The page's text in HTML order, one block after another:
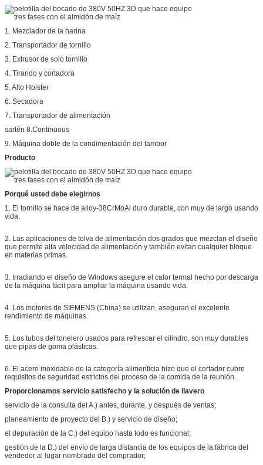
1. Mezclador de la harina
2. Transportador de tornillo
3. Extrusor de solo tornillo
4. Tirando y cortadora
5. Alto Hoister
6. Secadora
7. Transportador de alimentación
sartén 8.Continuous
9. Máquina doble de la condimentación del tambor
Producto
Porqué usted debe elegirnos
1. El tornillo se hace de alloy-38CrMoAl duro durable, con muy de largo usando
vida.
2. Las aplicaciones de tolva de alimentación dos grados que mezclan el diseño
que permite alta velocidad de alimentación y también evitan cualquier bloque
en materias primas.
3. Irradiando el diseño de Windows asegure el calor termal hecho por descarga
de la máquina fácil para ampliar la máquina usando vida.
4. Los motores de SIEMENS (China) se utilizan, aseguran el excelente
rendimiento de máquinas.
5. Los tubos del tonelero usados para refrescar el cilindro, son muy durables
que pipas de goma plásticas.
6. El acero inoxidable de la categoría alimenticia hizo que el cortador cubre
requisitos de seguridad estrictos del proceso de la comida de la reunión.
Proporcionamos servicio satisfecho y la solución de llavero
servicio de la consulta del A.) antes, durante, y después de ventas;
planeamiento de proyecto del B.) y servicio de diseño;
el depuración de la C.) del equipo hasta todo es funcional;
gestión de la D.) del envío de larga distancia de los equipos de la fábrica del
vendedor al lugar nombrado del comprador;